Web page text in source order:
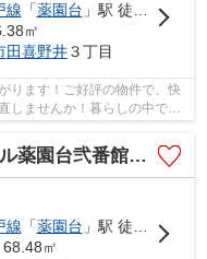
線 「薬園台 」駅 徒歩21分
㎡
田喜野井３丁目
ります！ご好評の物件で、快
しませんか！暮らしの中で
番館【仲介手数料無料】
線 「薬園台 」駅 徒歩20分
㎡